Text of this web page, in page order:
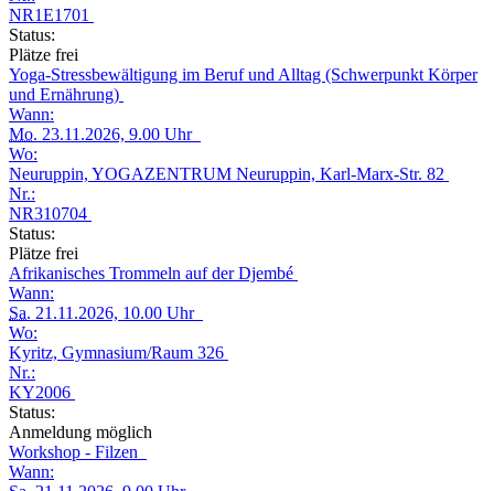
NR1E1701
Status:
Plätze frei
Yoga-Stressbewältigung im Beruf und Alltag (Schwerpunkt Körper
und Ernährung)
Wann:
Mo. 23.11.2026, 9.00 Uhr
Wo:
Neuruppin, YOGAZENTRUM Neuruppin, Karl-Marx-Str. 82
Nr.:
NR310704
Status:
Plätze frei
Afrikanisches Trommeln auf der Djembé
Wann:
Sa. 21.11.2026, 10.00 Uhr
Wo:
Kyritz, Gymnasium/Raum 326
Nr.:
KY2006
Status:
Anmeldung möglich
Workshop - Filzen
Wann: